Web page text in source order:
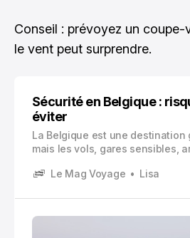
Conseil : prévoyez un coupe-
le vent peut surprendre.
Sécurité en Belgique :
éviter
La Belgique est une destination
mais les vols, gares sensibles,
exigent de bons réflexes. Voici
Le Mag Voyage Lisa